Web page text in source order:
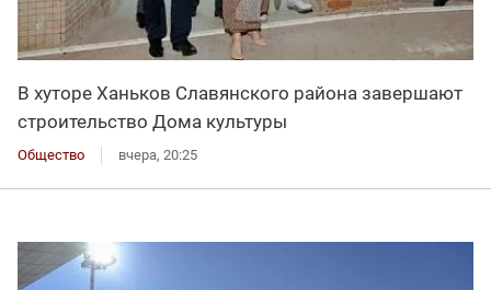
В хуторе Ханьков Славянского района завершают
строительство Дома культуры
Общество вчера, 20:25